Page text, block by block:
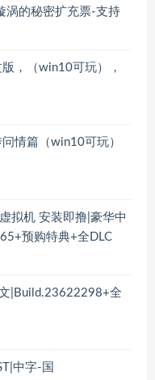
涡的秘密扩充票-支持
，（win10可玩），
情篇（win10可玩）
拟机 安装即撸|豪华中
预购特典+全DLC
|Build.23622298+全
中字-国